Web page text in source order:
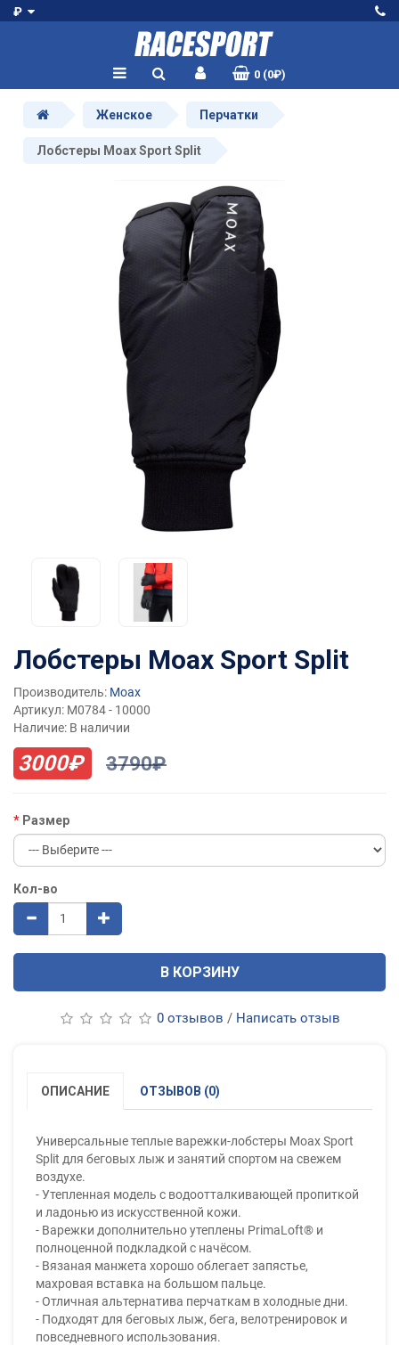
₽
0 (0₽)
Женское Перчатки
Лобстеры Moax Sport Split
Лобстеры Moax Sport Split
Производитель: Moax
Артикул: M0784 - 10000
Наличие: В наличии
3000₽ 3790₽
Размер
Кол-во
В КОРЗИНУ
0 отзывов / Написать отзыв
ОПИСАНИЕ ОТЗЫВОВ (0)
Универсальные теплые варежки-лобстеры Moax Sport
Split для беговых лыж и занятий спортом на свежем
воздухе.
- Утепленная модель с водоотталкивающей пропиткой
и ладонью из искусственной кожи.
- Варежки дополнительно утеплены PrimaLoft® и
полноценной подкладкой с начёсом.
- Вязаная манжета хорошо облегает запястье,
махровая вставка на большом пальце.
- Отличная альтернатива перчаткам в холодные дни.
- Подходят для беговых лыж, бега, велотренировок и
повседневного использования.